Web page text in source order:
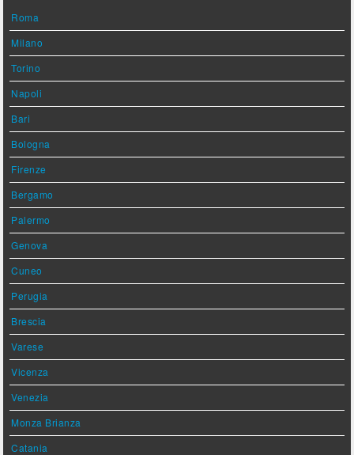
Roma
Milano
Torino
Napoli
Bari
Bologna
Firenze
Bergamo
Palermo
Genova
Cuneo
Perugia
Brescia
Varese
Vicenza
Venezia
Monza Brianza
Catania